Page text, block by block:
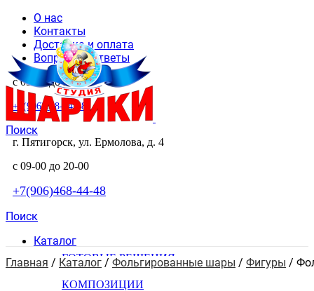
О нас
Контакты
Доставка и оплата
Вопросы и ответы
с 09-00 до 20-00
+7(906)468-44-48
Поиск
г. Пятигорск, ул. Ермолова, д. 4
с 09-00 до 20-00
+7(906)468-44-48
Поиск
Каталог
ГОТОВЫЕ РЕШЕНИЯ
КОМПОЗИЦИИ
Главная / Каталог / Фольгированные шары / Фигуры /